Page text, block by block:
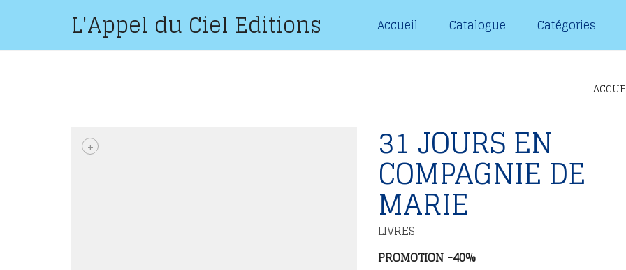
L'Appel du Ciel Editions Accueil Catalogue Catégories
+ 31 JOURS EN
COMPAGNIE DE
MARIE
LIVRES
PROMOTION -40%